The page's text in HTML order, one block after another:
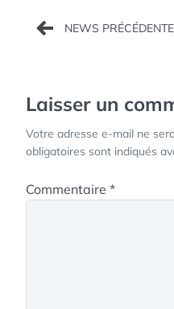
Navigation
de
Laisser un
Votre adresse e-mail ne
obligatoires sont indiqués
Commentaire *